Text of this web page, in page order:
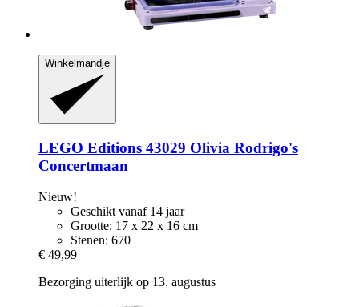
Winkelmandje
LEGO Editions 43029 Olivia Rodrigo's
Concertmaan
Nieuw!
Geschikt vanaf 14 jaar
Grootte: 17 x 22 x 16 cm
Stenen: 670
€ 49,99
Bezorging uiterlijk op 13. augustus